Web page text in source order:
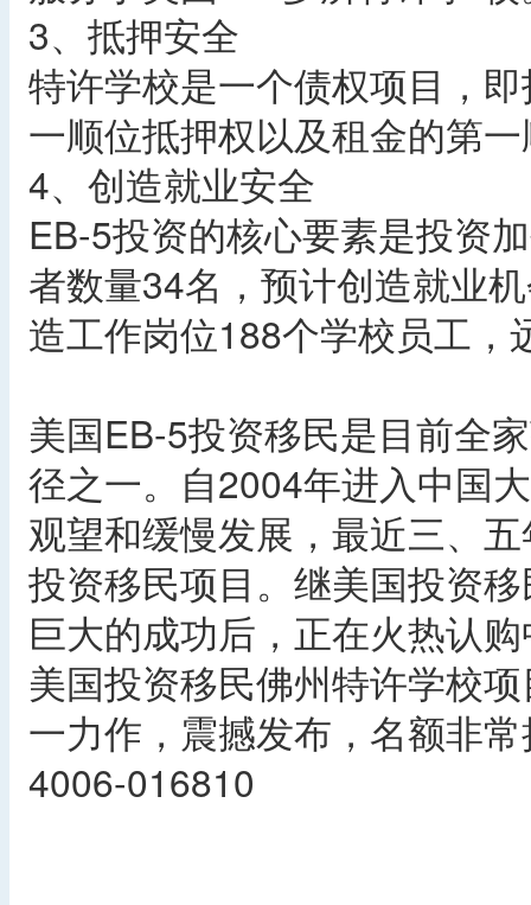
3、抵押安全
特许学校是一个债权项目，
一顺位抵押权以及租金的第
4、创造就业安全
EB-5投资的核心要素是投资
者数量34名，预计创造就业
造工作岗位188个学校员工，
美国EB-5投资移民是目前全
径之一。自2004年进入中国
观望和缓慢发展，最近三、
投资移民项目。继美国投资
巨大的成功后，正在火热认
美国投资移民佛州特许学校
一力作，震撼发布，名额非
4006-016810